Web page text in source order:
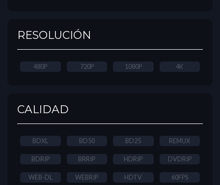
RESOLUCIÓN
480P 720P 1080P 4K
CALIDAD
BDXL BD50 BD25 REMUX
BDRIP BRRIP HDRIP DVDRIP
WEB-DL WEBRIP HDTV 60FPS